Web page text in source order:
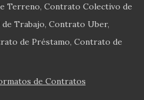
Terreno Contrato Colectivo de
Trabajo Contrato Uber
de Préstamo Contrato de
de Contratos